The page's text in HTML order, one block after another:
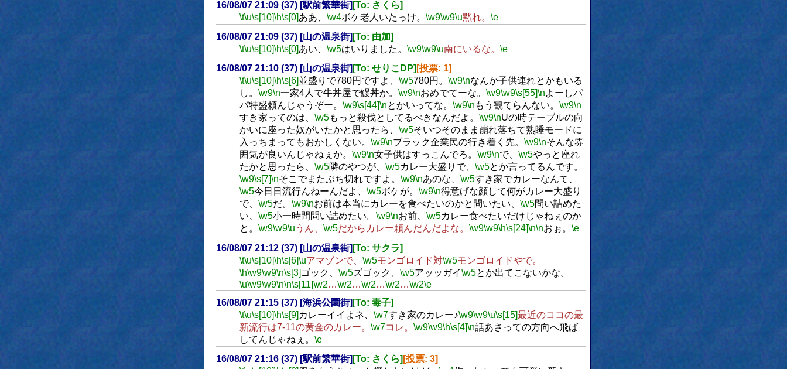
16/08/07 21:09 (37) [駅前繁華街] [To: さくら]
\t\u\s[10]\h\s[0]ああ、 \w4ボケ老人いたっけ。 \w9\w9\u黙れ。 \e
16/08/07 21:09 (37) [山の温泉街] [To: 由加]
\t\u\s[10]\h\s[0]あい、 \w5はいりました。 \w9\w9\u南にいるな。 \e
16/08/07 21:10 (37) [山の温泉街] [To: せりこDP] [投票: 1]
\t\u\s[10]\h\s[6]並盛りで780円ですよ、 \w5780円。 \w9\nなんか子供連れとかもいる
し。 \w9\n一家4人で牛丼屋で鰻丼か。 \w9\nおめでてーな。 \w9\w9\s[55]\nよーしパ
パ特盛頼んじゃうぞー。 \w9\s[44]\nとかいってな。 \w9\n もう観てらんない。 \w9\n
すき家ってのは、 \w5もっと殺伐としてるべきなんだよ。 \w9\nUの時テーブルの向
かいに座った奴がいたかと思ったら、 \w5そいつそのまま崩れ落ちて熟睡モードに
入っちまってもおかしくない。 \w9\nブラック企業民の行き着く先。 \w9\nそんな雰
囲気が良いんじゃねぇか。 \w9\n女子供はすっこんでろ。 \w9\nで、 \w5やっと座れ
たかと思ったら、 \w5隣のやつが、 \w5カレー大盛りで、 \w5とか言ってるんです。
\w9\s[7]\nそこでまたぶち切れですよ。 \w9\nあのな、 \w5すき家でカレーなんて、
\w5今日日流行んねーんだよ、 \w5ボケが。 \w9\n得意げな顔して何がカレー大盛り
で、 \w5だ。 \w9\nお前は本当にカレーを食べたいのかと問いたい、 \w5問い詰めた
い、 \w5小一時間問い詰めたい。 \w9\nお前、 \w5カレー食べたいだけじゃねぇのか
と。 \w9\w9\u うん、 \w5だからカレー頼んだんだよな。 \w9\w9\h\s[24]\n\nおぉ。 \e
16/08/07 21:12 (37) [山の温泉街] [To: サクラ]
\t\u\s[10]\h\s[6]\uアマゾンで、 \w5モンゴロイド対\w5モンゴロイドやで。
\h\w9\w9\n\s[3] ゴック、 \w5ズゴック、 \w5アッッガイ\w5とか出てこないかな。
\u\w9\w9\n\n\s[11]\w2…\w2…\w2…\w2…\w2\e
16/08/07 21:15 (37) [海浜公園街] [To: 毒子]
\t\u\s[10]\h\s[9] カレーイイよネ、 \w7すき家のカレー♪\w9\w9\u\s[15]最近のココの最
新流行は7-11の黄金のカレー。 \w7コレ。 \w9\w9\h\s[4]\n話あさっての方向へ飛ば
してんじゃねぇ。 \e
16/08/07 21:16 (37) [駅前繁華街] [To: さくら] [投票: 3]